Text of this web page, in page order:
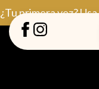
al
contenido
¿Tu primera vez? Usa